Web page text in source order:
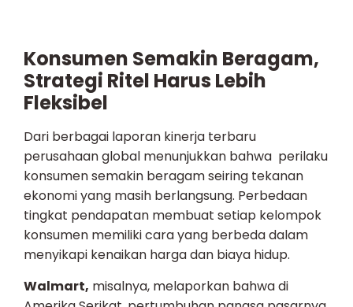
Konsumen Semakin Beragam,
Strategi Ritel Harus Lebih
Fleksibel
Dari berbagai laporan kinerja terbaru
perusahaan global menunjukkan bahwa perilaku
konsumen semakin beragam seiring tekanan
ekonomi yang masih berlangsung. Perbedaan
tingkat pendapatan membuat setiap kelompok
konsumen memiliki cara yang berbeda dalam
menyikapi kenaikan harga dan biaya hidup.
Walmart, misalnya, melaporkan bahwa di